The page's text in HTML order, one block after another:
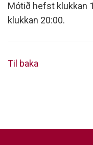
Mótið hefst klukkan
klukkan 20:00.
Til baka